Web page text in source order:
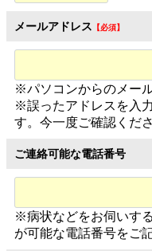
メールアドレス
※パソコンからのメー
※誤ったアドレスを入
す。今一度ご確認くださ
ご連絡可能な電話番号
※病状などをお伺いす
が可能な電話番号をご